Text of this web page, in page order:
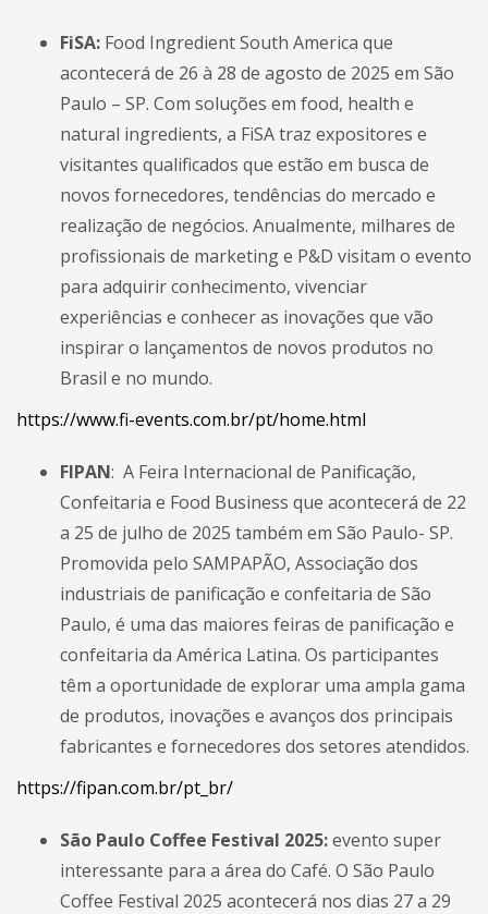
FiSA: Food Ingredient South America que
acontecerá de 26 à 28 de agosto de 2025 em São
Paulo – SP. Com soluções em food, health e
natural ingredients, a FiSA traz expositores e
visitantes qualificados que estão em busca de
novos fornecedores, tendências do mercado e
realização de negócios. Anualmente, milhares de
profissionais de marketing e P&D visitam o evento
para adquirir conhecimento, vivenciar
experiências e conhecer as inovações que vão
inspirar o lançamentos de novos produtos no
Brasil e no mundo.
https://www.fi-events.com.br/pt/home.html
FIPAN: A Feira Internacional de Panificação,
Confeitaria e Food Business que acontecerá de 22
a 25 de julho de 2025 também em São Paulo- SP.
Promovida pelo SAMPAPÃO, Associação dos
industriais de panificação e confeitaria de São
Paulo, é uma das maiores feiras de panificação e
confeitaria da América Latina. Os participantes
têm a oportunidade de explorar uma ampla gama
de produtos, inovações e avanços dos principais
fabricantes e fornecedores dos setores atendidos.
https://fipan.com.br/pt_br/
São Paulo Coffee Festival 2025:evento super
interessante para a área do Café. O São Paulo
Coffee Festival 2025 acontecerá nos dias 27 a 29